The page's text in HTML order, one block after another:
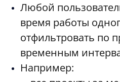
Любой
время работы
отфильтровать по
временным
Например: